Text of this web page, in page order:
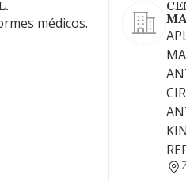
médicos.